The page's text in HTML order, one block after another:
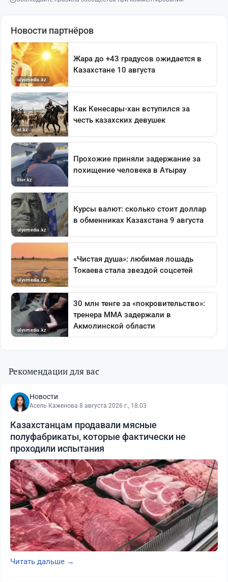
Рекомендации для вас
Новости
Асель Каженова·8 августа 2026 г., 18:03
Казахстанцам продавали мясные
полуфабрикаты, которые фактически не
проходили испытания
Читать дальше →